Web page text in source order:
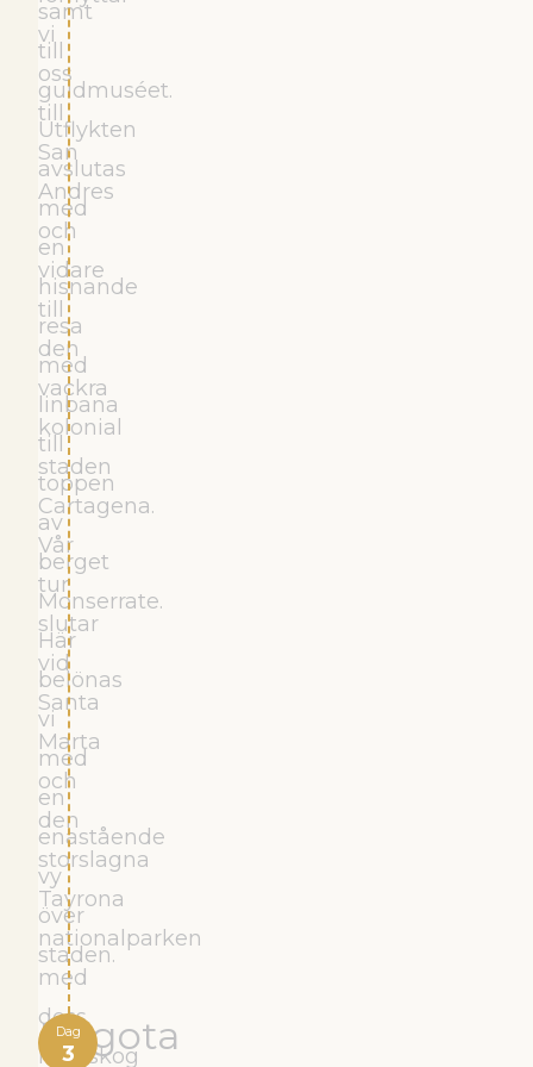
vi
oss
till
San
Andres
och
vidare
till
den
vackra
kolonial
staden
Cartagena.
Vår
tur
slutar
vid
Santa
Marta
och
den
storslagna
Tayrona
nationalparken
med
dess
regnskog
samt
till
guldmuséet.
Utflykten
avslutas
med
en
hisnande
resa
med
linbana
till
toppen
av
berget
Monserrate.
Här
belönas
vi
med
en
enastående
vy
över
staden.
Dag
3
Bogota